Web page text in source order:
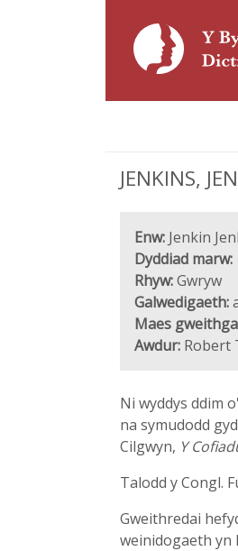
JENKINS,
Enw: Jenkin
Dyddiad marw:
Rhyw:Gwryw
Galwedigaeth:
Maes
Awdur: Robert
Ni wyddys ddim
na symudodd
Cilgwyn, Y
Talodd y Congl.
Gweithredai
weinidogaeth yn